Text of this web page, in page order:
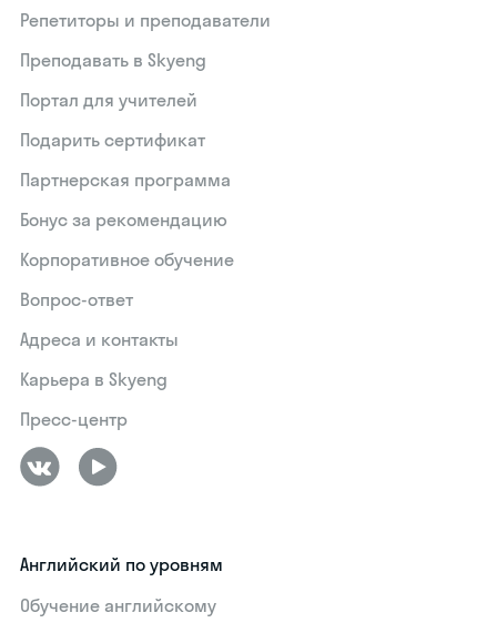
Репетиторы и преподаватели
Преподавать в Skyeng
Портал для учителей
Подарить сертификат
Партнерская программа
Бонус за рекомендацию
Корпоративное обучение
Вопрос-ответ
Адреса и контакты
Карьера в Skyeng
Пресс-центр
Английский по уровням
Обучение английскому